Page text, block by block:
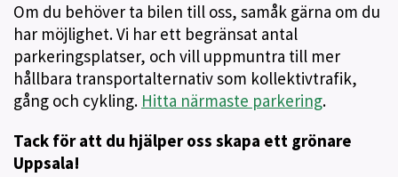
Om du behöver ta bilen till oss, samåk gärna om du
har möjlighet. Vi har ett begränsat antal
parkeringsplatser, och vill uppmuntra till mer
hållbara transportalternativ som kollektivtrafik,
gång och cykling. Hitta närmaste parkering.
Tack för att du hjälper oss skapa ett grönare
Uppsala!